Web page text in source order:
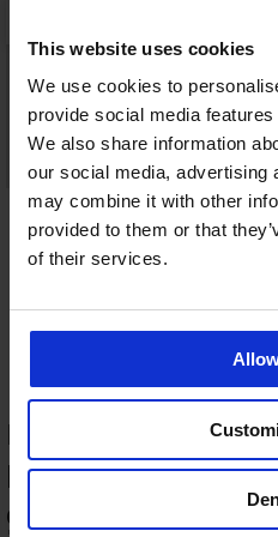
This website uses cookies
We use cookies to
provide social media
We also share information
our social media, advertising
may combine it with other
provided to them or that
of their services.
4,8
Sleva -30%
Bavlněné pyžamové
dlouhé
HODNOCENÍ
pyžamo Heart
99%